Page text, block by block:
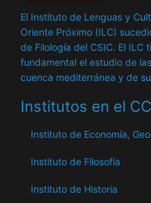
El Instituto de Lenguas y
Oriente Próximo (ILC)
de Filología del CSIC. El ILC
fundamental el estudio de
cuenca mediterránea y de
Institutos en el
Instituto de Economía,
Instituto de Filosofía
Instituto de Historia